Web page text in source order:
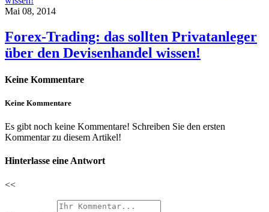
Mai 08, 2014
Forex-Trading: das sollten Privatanleger
über den Devisenhandel wissen!
Keine Kommentare
Keine Kommentare
Es gibt noch keine Kommentare! Schreiben Sie den ersten
Kommentar zu diesem Artikel!
Hinterlasse eine Antwort
<<